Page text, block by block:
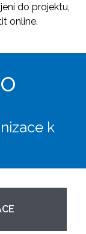
do projektu,
online.
k